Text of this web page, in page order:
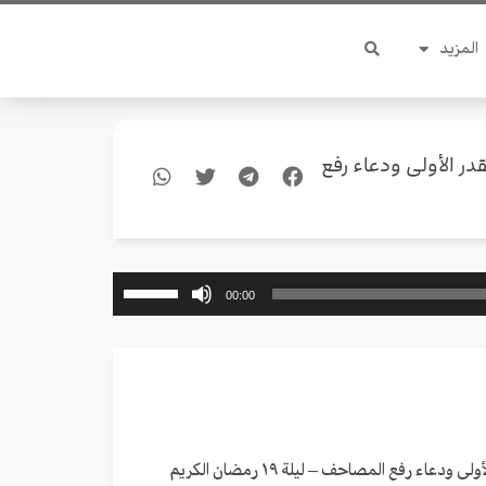
المزيد
الأولى ودعاء رفع
00:00
هل أنت على استعداد ليالي القدر المباركة؟ – إحياء ليلة القدر الأولى ودعاء رفع المصاحف – ليلة ١٩ رمضان الكريم